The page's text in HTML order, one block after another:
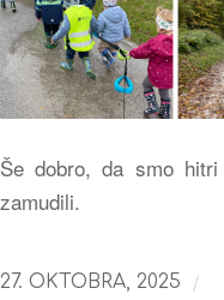
Še dobro, da smo
zamudili.
27. OKTOBRA, 2025 /